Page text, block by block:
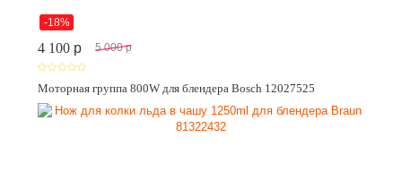
-18%
4 100 p 5 000 p
Моторная группа 800W для блендера Bosch 12027525